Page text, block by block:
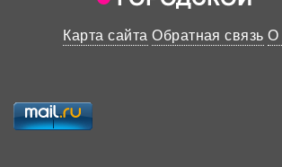
Карта сайта Обратная связь О